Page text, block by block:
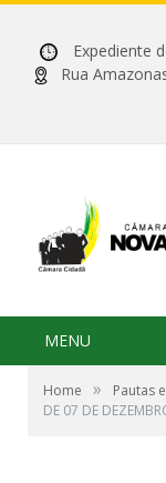
Expediente
Rua
MENU
Home » Pautas
DE 07 DE